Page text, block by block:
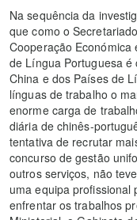
Na sequência da
que como o
Cooperação
de Língua Portuguesa
China e dos Países de
línguas de trabalho o
enorme carga de
diária de chinês-
tentativa de recrutar
concurso de gestão
outros serviços, não
uma equipa
enfrentar os trabalhos